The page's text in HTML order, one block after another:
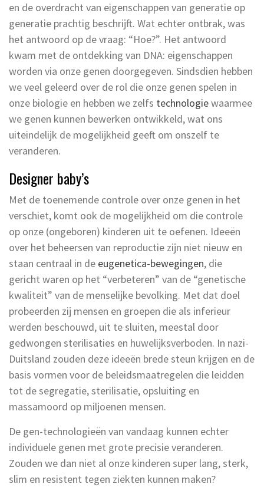
en de overdracht van eigenschappen van generatie op
generatie prachtig beschrijft. Wat echter ontbrak, was
het antwoord op de vraag: “Hoe?”. Het antwoord
kwam met de ontdekking van DNA: eigenschappen
worden via onze genen doorgegeven. Sindsdien hebben
we veel geleerd over de rol die onze genen spelen in
onze biologie en hebben we zelfs technologiewaarmee
we genen kunnen bewerken ontwikkeld, wat ons
uiteindelijk de mogelijkheid geeft om onszelf te
veranderen.
Designer baby’s
Met de toenemende controle over onze genen in het
verschiet, komt ook de mogelijkheid om die controle
op onze (ongeboren) kinderen uit te oefenen. Ideeën
over het beheersen van reproductie zijn niet nieuw en
staan centraal in de eugenetica-bewegingen, die
gericht waren op het “verbeteren” van de “genetische
kwaliteit” van de menselijke bevolking. Met dat doel
probeerden zij mensen en groepen die als inferieur
werden beschouwd, uit te sluiten, meestal door
gedwongen sterilisaties en huwelijksverboden. In nazi-
Duitsland zouden deze ideeën brede steun krijgen en de
basis vormen voor de beleidsmaatregelen die leidden
tot de segregatie, sterilisatie, opsluiting en
massamoord op miljoenen mensen.
De gen-technologieën van vandaag kunnen echter
individuele genen met grote precisie veranderen.
Zouden we dan niet al onze kinderen super lang, sterk,
slim en resistent tegen ziekten kunnen maken?